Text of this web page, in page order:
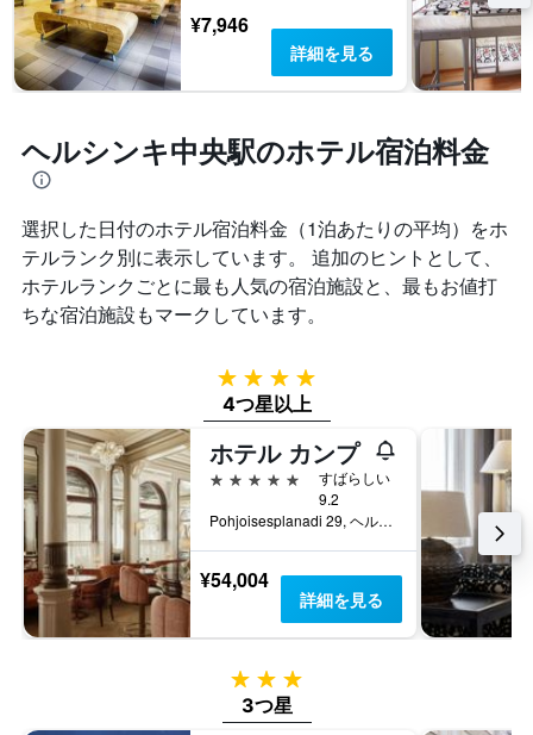
¥7,946
詳細を見る
ヘルシンキ中央駅のホテル宿泊料金
選択した日付のホテル宿泊料金（1泊あたりの平均）をホ
テルランク別に表示しています。 追加のヒントとして、
ホテルランクごとに最も人気の宿泊施設と、最もお値打
ちな宿泊施設もマークしています。
4つ星
4つ星以上
ホテル カンプ
5つ星
すばらしい
9.2
Pohjoisesplanadi 29, ヘルシンキ, Uusimaa, フィンランド
¥54,004
詳細を見る
3つ星
3つ星